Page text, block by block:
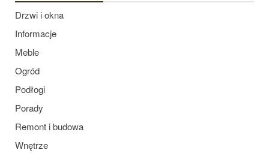
Drzwi i okna
Informacje
Meble
Ogród
Podłogi
Porady
Remont i budowa
Wnętrze